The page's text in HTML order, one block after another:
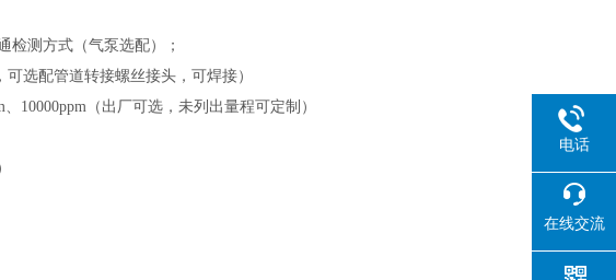
检测方式（气泵选配）；
选配管道转接螺丝接头，可焊接）
、10000ppm （ 出厂可选，未列出量程可定制）
电话
在线交流